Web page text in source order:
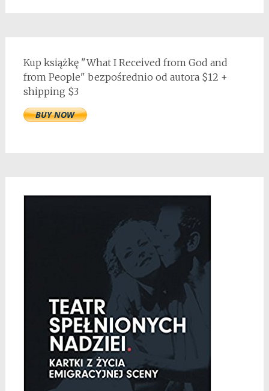
Kup książkę "What I Received from God and
from People" bezpośrednio od autora $12 +
shipping $3